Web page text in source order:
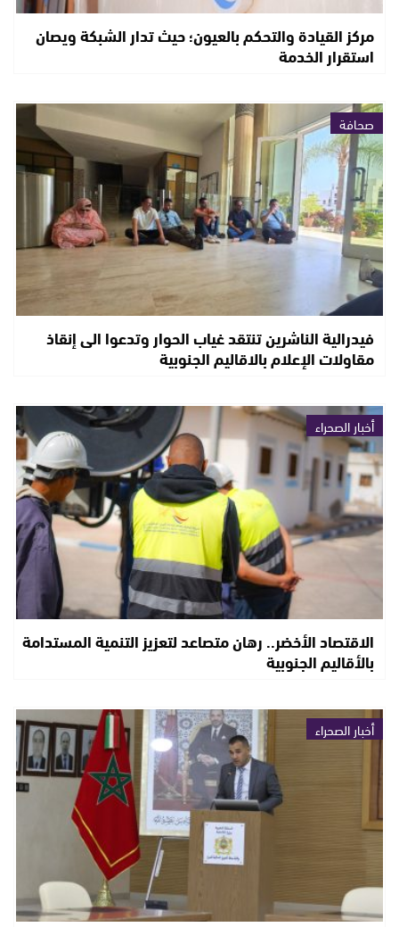
مركز القيادة والتحكم بالعيون؛ حيث تدار الشبكة ويصان
استقرار الخدمة
صحافة
فيدرالية الناشرين تنتقد غياب الحوار وتدعوا الى إنقاذ
مقاولات الإعلام بالاقاليم الجنوبية
أخبار الصحراء
الاقتصاد الأخضر.. رهان متصاعد لتعزيز التنمية المستدامة
بالأقاليم الجنوبية
أخبار الصحراء